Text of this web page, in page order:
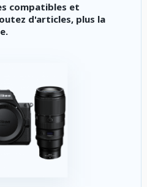
compatibles et
d'articles, plus la